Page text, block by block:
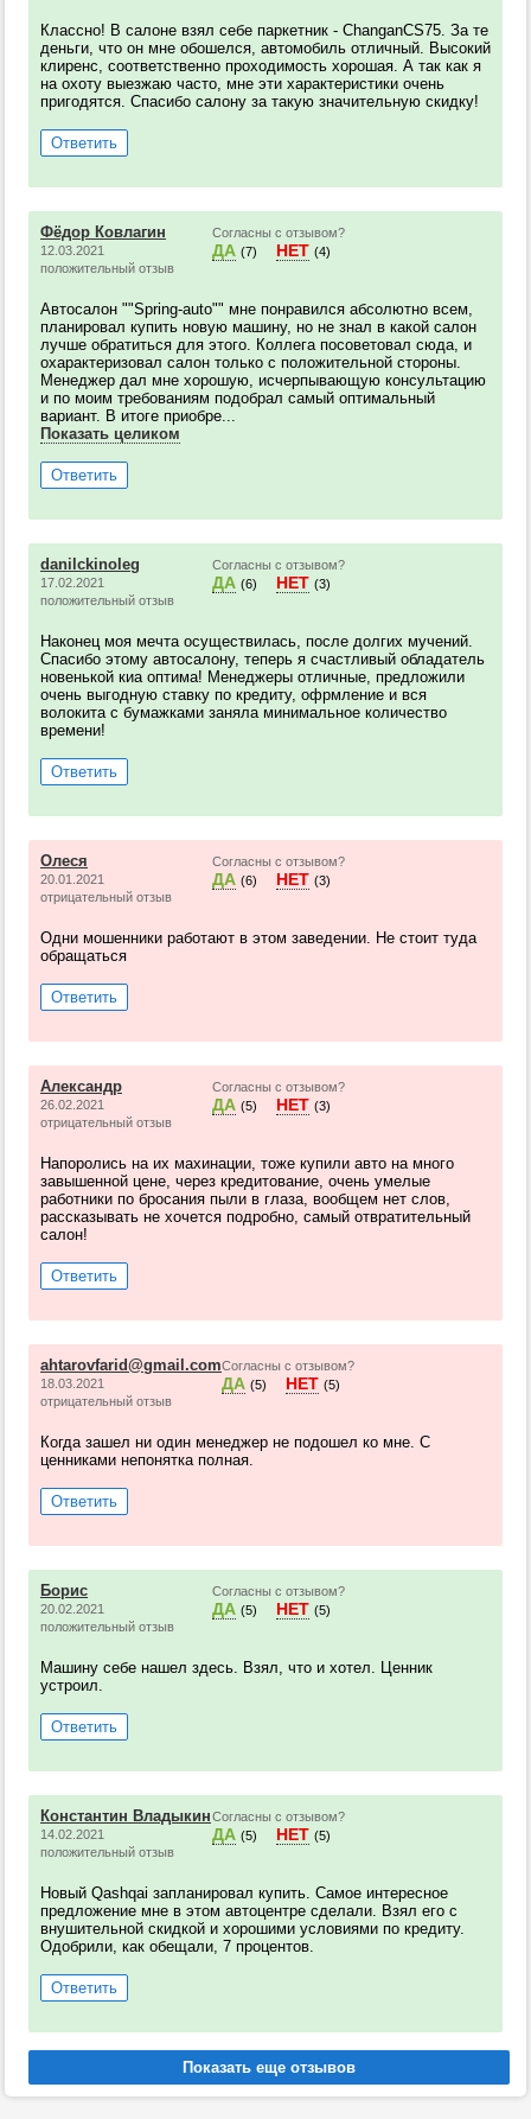
Классно! В салоне взял себе паркетник - ChanganCS75. За те
деньги, что он мне обошелся, автомобиль отличный. Высокий
клиренс, соответственно проходимость хорошая. А так как я
на охоту выезжаю часто, мне эти характеристики очень
пригодятся. Спасибо салону за такую значительную скидку!
Ответить
Фёдор Ковлагин
12.03.2021
положительный отзыв
Согласны с отзывом?
ДА (7) НЕТ (4)
Автосалон ""Spring-auto"" мне понравился абсолютно всем,
планировал купить новую машину, но не знал в какой салон
лучше обратиться для этого. Коллега посоветовал сюда, и
охарактеризовал салон только с положительной стороны.
Менеджер дал мне хорошую, исчерпывающую консультацию
и по моим требованиям подобрал самый оптимальный
вариант. В итоге приобре...
Показать целиком
Ответить
danilckinoleg
17.02.2021
положительный отзыв
Согласны с отзывом?
ДА (6) НЕТ (3)
Наконец моя мечта осуществилась, после долгих мучений.
Спасибо этому автосалону, теперь я счастливый обладатель
новенькой киа оптима! Менеджеры отличные, предложили
очень выгодную ставку по кредиту, офрмление и вся
волокита с бумажками заняла минимальное количество
времени!
Ответить
Олеся
20.01.2021
отрицательный отзыв
Согласны с отзывом?
ДА (6) НЕТ (3)
Одни мошенники работают в этом заведении. Не стоит туда
обращаться
Ответить
Александр
26.02.2021
отрицательный отзыв
Согласны с отзывом?
ДА (5) НЕТ (3)
Напоролись на их махинации, тоже купили авто на много
завышенной цене, через кредитование, очень умелые
работники по бросания пыли в глаза, вообщем нет слов,
рассказывать не хочется подробно, самый отвратительный
салон!
Ответить
ahtarovfarid@gmail.com
18.03.2021
отрицательный отзыв
Согласны с отзывом?
ДА (5) НЕТ (5)
Когда зашел ни один менеджер не подошел ко мне. С
ценниками непонятка полная.
Ответить
Борис
20.02.2021
положительный отзыв
Согласны с отзывом?
ДА (5) НЕТ (5)
Машину себе нашел здесь. Взял, что и хотел. Ценник
устроил.
Ответить
Константин Владыкин
14.02.2021
положительный отзыв
Согласны с отзывом?
ДА (5) НЕТ (5)
Новый Qashqai запланировал купить. Самое интересное
предложение мне в этом автоцентре сделали. Взял его с
внушительной скидкой и хорошими условиями по кредиту.
Одобрили, как обещали, 7 процентов.
Ответить